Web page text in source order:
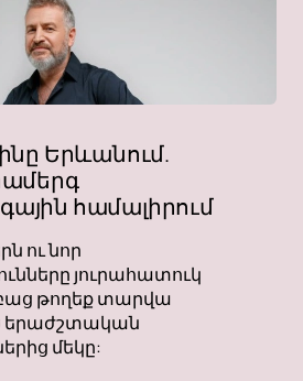
Երևանում.
համալիրում
ու նոր
յուրահատուկ
թողեք տարվա
մեկը: